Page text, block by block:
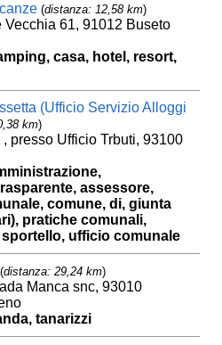
(distanza: 12,58 km)
61, 91012 Buseto
casa, hotel, resort,
(Ufficio Servizio Alloggi
km)
presso Ufficio Trbuti, 93100
assessore,
comune, di, giunta
pratiche comunali,
ufficio comunale
(distanza: 29,24 km)
Manca snc, 93010
tanarizzi